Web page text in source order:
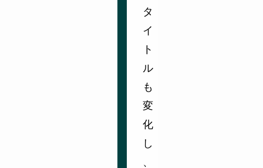
タ
イ
ト
ル
も
変
化
し
、